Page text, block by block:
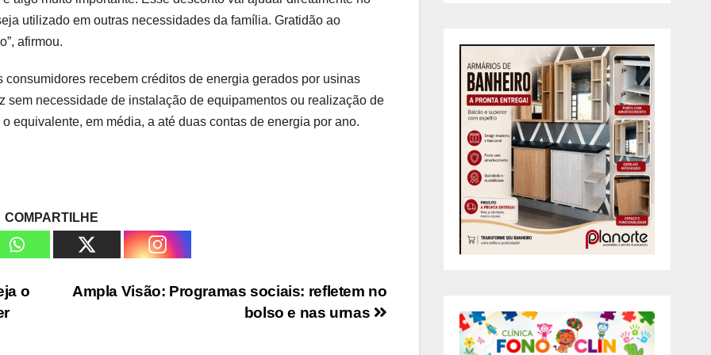
utilizado em outras necessidades da família. Gratidão ao
afirmou.
recebem créditos de energia gerados por usinas
sem necessidade de instalação de equipamentos ou realização de
equivalente, em média, a até duas contas de energia por ano.
COMPARTILHE
Ampla Visão: Programas sociais: refletem no
bolso e nas urnas
o